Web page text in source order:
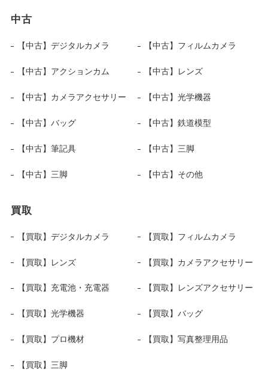
中古
【中古】デジタルカメラ 【中古】フィルムカメラ
【中古】アクションカム 【中古】レンズ
【中古】カメラアクセサリー 【中古】光学機器
【中古】バッグ 【中古】鉄道模型
【中古】筆記具 【中古】三脚
【中古】三脚 【中古】その他
買取
【買取】デジタルカメラ 【買取】フィルムカメラ
【買取】レンズ 【買取】カメラアクセサリー
【買取】充電池・充電器 【買取】レンズアクセサリー
【買取】光学機器 【買取】バッグ
【買取】プロ機材 【買取】写真整理用品
【買取】三脚